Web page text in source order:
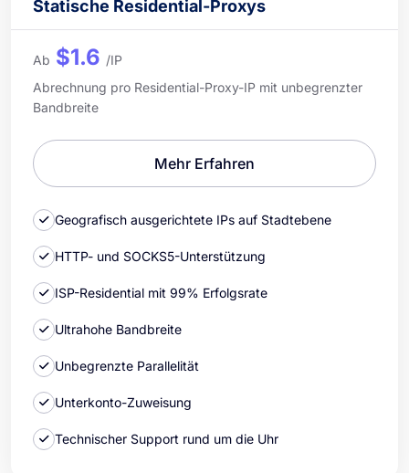
Statische Residential-Proxys
Ab $1.6 /IP
Abrechnung pro Residential-Proxy-IP mit unbegrenzter
Bandbreite
Mehr Erfahren
Geografisch ausgerichtete IPs auf Stadtebene
HTTP- und SOCKS5-Unterstützung
ISP-Residential mit 99% Erfolgsrate
Ultrahohe Bandbreite
Unbegrenzte Parallelität
Unterkonto-Zuweisung
Technischer Support rund um die Uhr